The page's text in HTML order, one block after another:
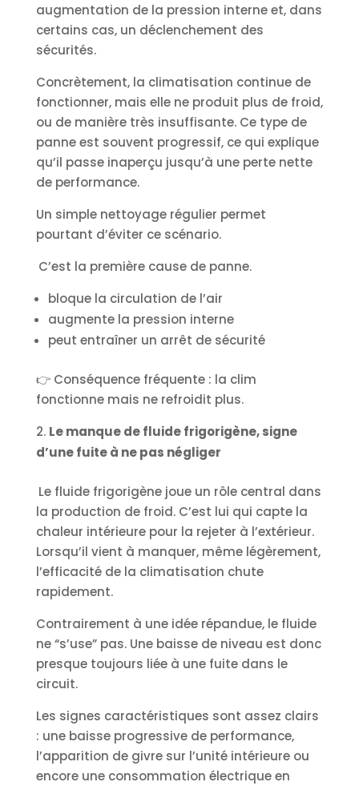
augmentation de la pression interne et, dans
certains cas, un déclenchement des
sécurités.
Concrètement, la climatisation continue de
fonctionner, mais elle ne produit plus de froid,
ou de manière très insuffisante. Ce type de
panne est souvent progressif, ce qui explique
qu’il passe inaperçu jusqu’à une perte nette
de performance.
Un simple nettoyage régulier permet
pourtant d’éviter ce scénario.
C’est la première cause de panne.
bloque la circulation de l’air
augmente la pression interne
peut entraîner un arrêt de sécurité
👉 Conséquence fréquente : la clim
fonctionne mais ne refroidit plus.
Le manque de fluide frigorigène, signe
d’une fuite à ne pas négliger
Le fluide frigorigène joue un rôle central dans
la production de froid. C’est lui qui capte la
chaleur intérieure pour la rejeter à l’extérieur.
Lorsqu’il vient à manquer, même légèrement,
l’efficacité de la climatisation chute
rapidement.
Contrairement à une idée répandue, le fluide
ne “s’use” pas. Une baisse de niveau est donc
presque toujours liée à une fuite dans le
circuit.
Les signes caractéristiques sont assez clairs
: une baisse progressive de performance,
l’apparition de givre sur l’unité intérieure ou
encore une consommation électrique en